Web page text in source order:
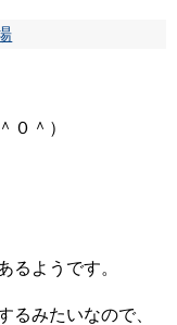
０＾）
るようです。
るみたいなので、